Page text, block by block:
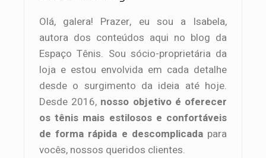
Olá, galera! Prazer, eu sou a Isabela,
autora dos conteúdos aqui no blog da
Espaço Tênis. Sou sócio-proprietária da
loja e estou envolvida em cada detalhe
desde o surgimento da ideia até hoje.
Desde 2016, nosso objetivo é oferecer
os tênis mais estilosos e confortáveis
de forma rápida e descomplicadapara
vocês, nossos queridos clientes.